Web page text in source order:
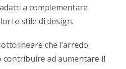
a complementare
e stile di design.
che l’arredo
contribuire ad aumentare il